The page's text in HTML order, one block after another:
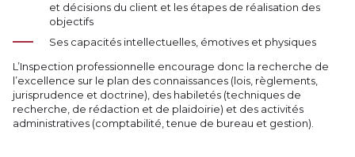
et décisions du client et les étapes de réalisation des
objectifs
Ses capacités intellectuelles, émotives et physiques
L’Inspection professionnelle encourage donc la recherche de
l’excellence sur le plan des connaissances (lois, règlements,
jurisprudence et doctrine), des habiletés (techniques de
recherche, de rédaction et de plaidoirie) et des activités
administratives (comptabilité, tenue de bureau et gestion).